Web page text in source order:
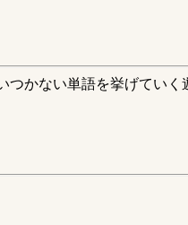
つかない単語を挙げていく